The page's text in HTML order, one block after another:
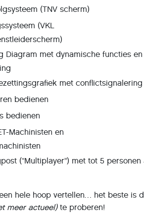
(TNV scherm)
(VKL
Diagram met dynamische functies en
met conflictsignalering
bedienen
bedienen
Machinisten en
(“Multiplayer”) met tot 5 personen
hele hoop vertellen… het beste is
meer actueel)te proberen!